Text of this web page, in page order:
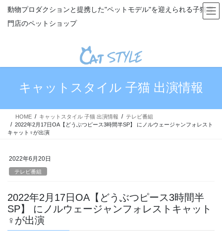
ス
ン
動物プロダクションと提携した"ペットモデル"を迎えられる子猫専
門店のペットショップ
キャットスタイル 子猫 出演情報
HOME キャットスタイル 子猫 出演情報
テレビ番組
2022年2月17日OA【どうぶつピース3時間半SP】 にノルウェージャンフォレスト
キャット♀が出演
2022年6月20日
テレビ番組
2022年2月17日OA【どうぶつピース3時間半
SP】 にノルウェージャンフォレストキャット
♀が出演